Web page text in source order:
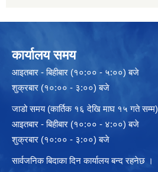
कार्यालय समय
आइतबार - बिहीबार (१०:०० - ५:००) बजे
शुक्रबार (१०:०० - ३:००) बजे
जाडो समय (कार्तिक १६ देखि माघ १५ गते सम्म)
आइतबार - बिहीबार (१०:०० - ४:००) बजे
शुक्रबार (१०:०० - ३:००) बजे
सार्वजनिक बिदाका दिन कार्यालय बन्द रहनेछ ।